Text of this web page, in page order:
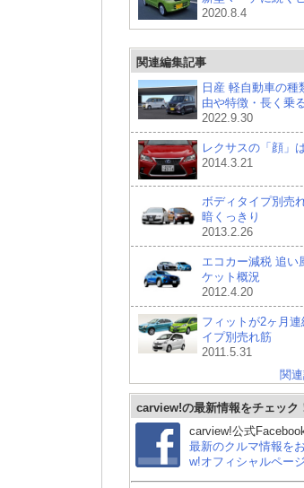
2020.8.4
関連編集記事
日産 軽自動車の種
由や特徴・長く乗
2022.9.30
レクサスの「顔」
2014.3.21
ボディタイプ別売
暗くっきり
2013.2.26
エコカー減税 追
ケット概況
2012.4.20
フィットが2ヶ月
イプ別売れ筋
2011.5.31
関
carview!の最新情報をチェック
carview!公式
最新のクルマ情報を
w!オフィシャルページ